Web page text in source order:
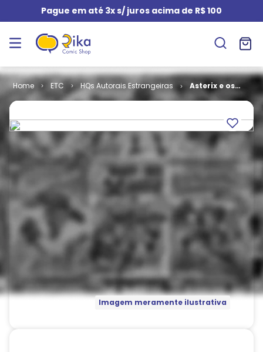
Pague em até 3x s/ juros acima de R$ 100
ETC HQs Autorais Estrangeiras
Asterix e os
Godos
Imagem meramente ilustrativa